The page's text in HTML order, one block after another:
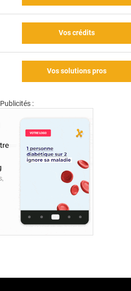
Vos crédits
Vos solutions pros
Publicités :